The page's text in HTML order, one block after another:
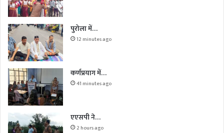
पुरोला में…
12 minutes ago
कर्णप्रयाग में…
41 minutes ago
एएसपी ने…
2 hours ago